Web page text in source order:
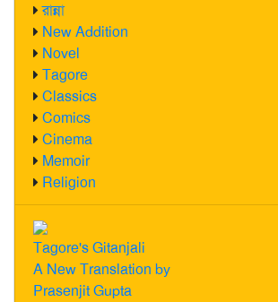
রান্না
New Addition
Novel
Tagore
Classics
Comics
Cinema
Memoir
Religion
Tagore's Gitanjali
A New Translation by
Prasenjit Gupta